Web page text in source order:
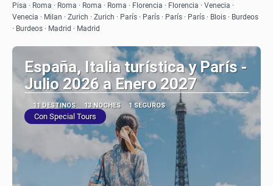
Pisa · Roma · Roma · Roma · Roma · Florencia · Florencia · Venecia ·
Venecia · Milan · Zurich · Zurich · París · París · París · París · Blois · Burdeos
· Burdeos · Madrid · Madrid
España, Italia turística y París -
Julio 2026 a Enero 2027
11 DESTINOS 13 NOCHES 1 SEGUROS
Con Special Tours